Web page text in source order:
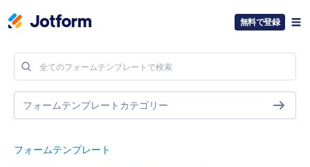
無料で登録
フォームテンプレート
フォームテンプレートカテゴリー